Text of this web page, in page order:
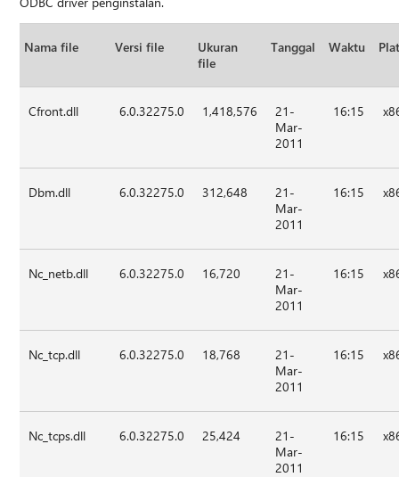
Nama file Versi file
Ukuran
file
Tanggal Waktu
Cfront.dll 6.0.32275.0 1,418,576
21-
Mar-
2011
16:15
Dbm.dll 6.0.32275.0 312,648
21-
Mar-
2011
16:15
Nc_netb.dll 6.0.32275.0 16,720
21-
Mar-
2011
16:15
Nc_tcp.dll 6.0.32275.0 18,768
21-
Mar-
2011
16:15
Nc_tcps.dll 6.0.32275.0 25,424
21-
Mar-
2011
16:15